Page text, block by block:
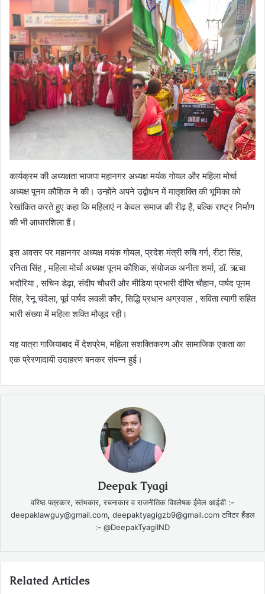
कार्यक्रम की अध्यक्षता भाजपा महानगर अध्यक्ष मयंक गोयल और महिला मोर्चा
अध्यक्ष पूनम कौशिक ने की। उन्होंने अपने उद्बोधन में मातृशक्ति की भूमिका को
रेखांकित करते हुए कहा कि महिलाएं न केवल समाज की रीढ़ हैं, बल्कि राष्ट्र निर्माण
की भी आधारशिला हैं।
इस अवसर पर महानगर अध्यक्ष मयंक गोयल, प्रदेश मंत्री रुचि गर्ग, रीटा सिंह,
रनिता सिंह , महिला मोर्चा अध्यक्ष पूनम कौशिक, संयोजक अनीता शर्मा, डॉ. ऋचा
भदौरिया , सचिन डेढ़ा, संदीप चौधरी और मीडिया प्रभारी दीप्ति चौहान, पार्षद पूनम
सिंह, रेनू चंदेला, पूर्व पार्षद लवली कौर, सिद्धि प्रधान अग्रवाल , सविता त्यागी सहित
भारी संख्या में महिला शक्ति मौजूद रही।
यह यात्रा गाजियाबाद में देशप्रेम, महिला सशक्तिकरण और सामाजिक एकता का
एक प्रेरणादायी उदाहरण बनकर संपन्न हुई।
Deepak Tyagi
वरिष्ठ पत्रकार, स्तंभकार, रचनाकार व राजनीतिक विश्लेषक ईमेल आईडी :-
deepaklawguy@gmail.com, deepaktyagigzb9@gmail.com टविटर हैंडल
:- @DeepakTyagiIND
Related Articles